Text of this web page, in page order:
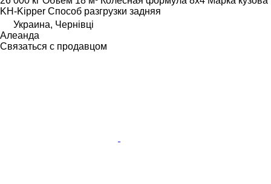
KH-Kipper Способ разгрузки задняя
Украина, Чернівці
Алеанда
Связаться с продавцом